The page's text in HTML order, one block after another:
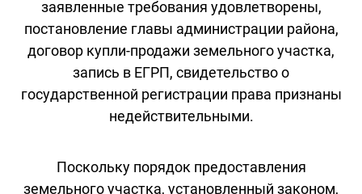
заявленные требования удовлетворены,
постановление главы администрации района,
договор купли-продажи земельного участка,
запись в ЕГРП, свидетельство о
государственной регистрации права признаны
недействительными.
Поскольку порядок предоставления
земельного участка, установленный законом,